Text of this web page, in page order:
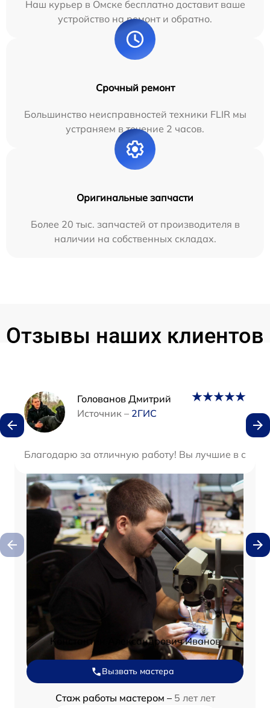
Наш курьер в Омске бесплатно доставит ваше
устройство на ремонт и обратно.
Срочный ремонт
Большинство неисправностей техники FLIR мы
устраняем в течение 2 часов.
Оригинальные запчасти
Более 20 тыс. запчастей от производителя в
наличии на собственных складах.
Отзывы наших клиентов
Голованов Дмитрий
Источник – 2ГИС
Благодарю за отличную работу! Вы лучшие в
Наши мастера
Константин Александрович Иванов
Вызвать мастера
Стаж работы мастером – 5 лет лет